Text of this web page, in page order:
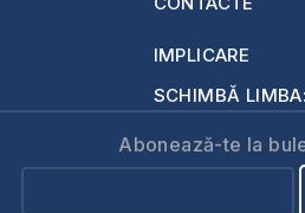
IMPLICARE
SCHIMBĂ LIMBA:
Abonează-te la